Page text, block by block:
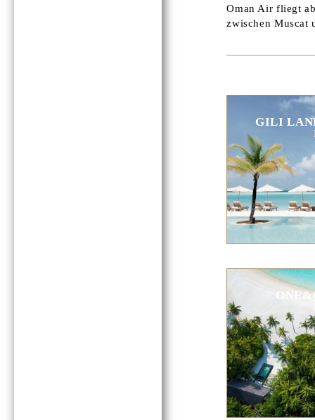
Oman Air fliegt
zwischen Muscat
GILI